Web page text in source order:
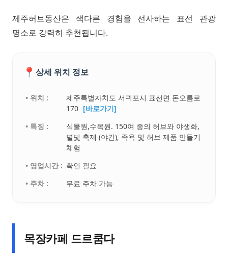
제주허브동산은 색다른 경험을 선사하는 표선 관광
명소로 강력히 추천됩니다.
📍 상세 위치 정보
• 위치 :
제주특별자치도 서귀포시 표선면 돈오름로
170 [바로가기]
• 특징 :
식물원,수목원. 150여 종의 허브와 야생화,
별빛 축제 (야간), 족욕 및 허브 제품 만들기
체험
• 영업시간 : 확인 필요
• 주차 :
무료 주차 가능
목장카페 드르쿰다